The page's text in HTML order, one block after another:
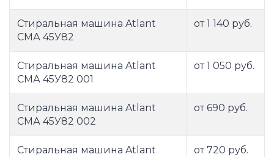
Стиральная машина Atlant
СМА 45У82
от 1 140 руб.
Стиральная машина Atlant
СМА 45У82 001
от 1 050 руб.
Стиральная машина Atlant
СМА 45У82 002
от 690 руб.
Стиральная машина Atlant
от 720 руб.